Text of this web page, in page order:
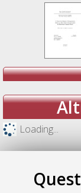
Loading...